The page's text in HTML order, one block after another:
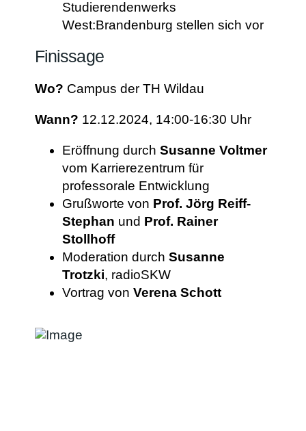
Studierendenwerks
West:Brandenburg stellen sich vor
Finissage
Wo? Campus der TH Wildau
Wann? 12.12.2024, 14:00-16:30 Uhr
Eröffnung durch Susanne Voltmer
vom Karrierezentrum für
professorale Entwicklung
Grußworte von Prof. Jörg Reiff-
Stephan und Prof. Rainer
Stollhoff
Moderation durch Susanne
Trotzki, radioSKW
Vortrag von Verena Schott